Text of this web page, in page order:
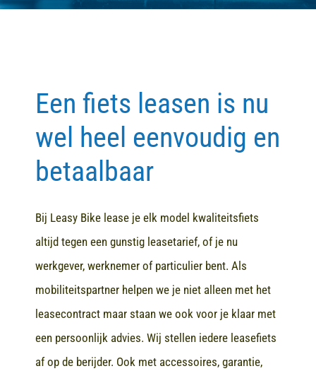
Modellen
Contact
Een fiets leasen is nu
wel heel eenvoudig en
betaalbaar
Bij Leasy Bike lease je elk model kwaliteitsfiets
altijd tegen een gunstig leasetarief, of je nu
werkgever, werknemer of particulier bent. Als
mobiliteitspartner helpen we je niet alleen met het
leasecontract maar staan we ook voor je klaar met
een persoonlijk advies. Wij stellen iedere leasefiets
af op de berijder. Ook met accessoires, garantie,